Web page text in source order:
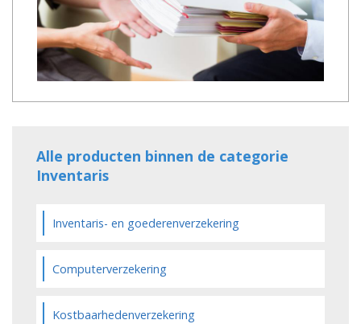
Alle producten binnen de categorie
Inventaris
Inventaris- en goederenverzekering
Computerverzekering
Kostbaarhedenverzekering